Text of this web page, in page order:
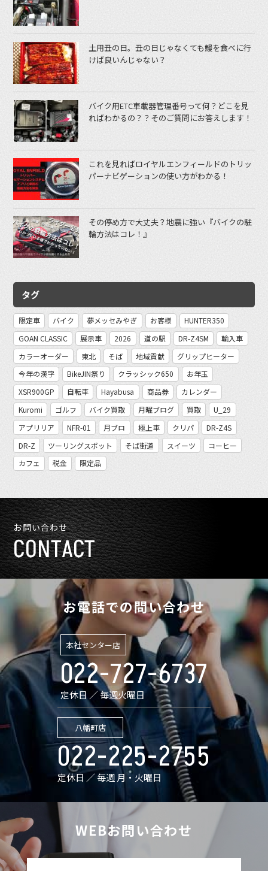
土用丑の日。丑の日じゃなくても鰻を食べに行
けば良いんじゃない？
バイク用ETC車載器管理番号って何？どこを見
ればわかるの？？そのご質問にお答えします！
これを見ればロイヤルエンフィールドのトリッ
パーナビゲーションの使い方がわかる！
その停め方で大丈夫？地震に強い『バイクの駐
輪方法はコレ！』
タグ
限定車 バイク 夢メッセみやぎ お客様
HUNTER350
GOAN CLASSIC
展示車 2026 道の駅 DR-Z4SM
輸入車
カラーオーダー
東北 そば 地域貢献
グリップヒーター
今年の漢字
BikeJIN祭り クラッシック650
お年玉
XSR900GP
自転車 Hayabusa 商品券
カレンダー
Kuromi
ゴルフ バイク買取 月曜ブログ 買取
U_29
アプリリア
NFR-01 月ブロ 極上車 クリパ
DR-Z4S
DR-Z
ツーリングスポット そば街道 スイーツ
コーヒー
カフェ
税金 限定品
お問い合わせ
CONTACT
お電話での問い合わせ
本社センター店
022-727-6737
定休日 ／ 毎週火曜日
八幡町店
022-225-2755
定休日 ／ 毎週 月・火曜日
WEBお問い合わせ